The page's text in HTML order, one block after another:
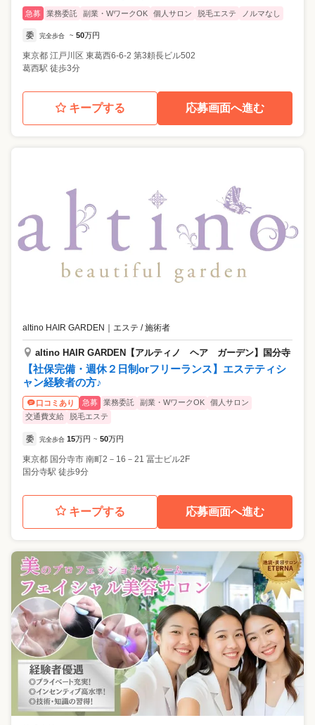
急募 業務委託 副業・WワークOK 個人サロン 脱毛エステ ノルマなし
委 完全歩合 ~ 50万円
東京都 江戸川区 東葛西6-6-2 第3頼長ビル502
葛西駅 徒歩3分
キープする 応募画面へ進む
altino HAIR GARDEN ｜ エステ / 施術者
altino HAIR GARDEN【アルティノ ヘア ガーデン】国分寺
【社保完備・週休２日制orフリーランス】エステティシ
ャン経験者の方♪
口コミあり 急募 業務委託 副業・WワークOK
個人サロン
交通費支給
脱毛エステ
委 完全歩合 15万円 ~ 50万円
東京都 国分寺市 南町2－16－21 冨士ビル2F
国分寺駅 徒歩9分
キープする 応募画面へ進む